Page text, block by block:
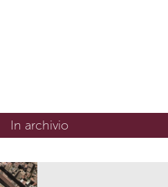
In archivio